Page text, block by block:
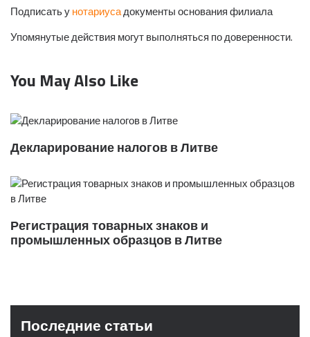
Подписать унотариусадокументы основания филиала
Упомянутые действия могут выполняться по доверенности.
You May Also Like
Декларирование налогов в Литве
Регистрация товарных знаков и
промышленных образцов в Литве
Последние статьи